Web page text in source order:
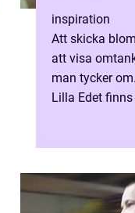
inspiration
Att skicka
att visa
man tycker
Lilla Edet